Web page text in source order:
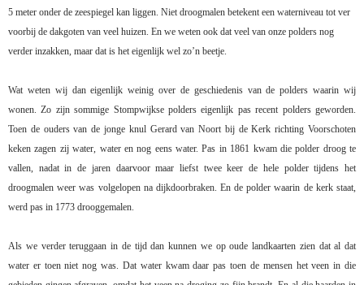
5 meter onder de zeespiegel kan liggen. Niet droogmalen betekent een waterniveau tot ver
voorbij de dakgoten van veel huizen. En we weten ook dat veel van onze polders nog
verder inzakken, maar dat is het eigenlijk wel zo’n beetje.
Wat weten wij dan eigenlijk weinig over de geschiedenis van de polders waarin wij
wonen. Zo zijn sommige Stompwijkse polders eigenlijk pas recent polders geworden.
Toen de ouders van de jonge knul Gerard van Noort bij de Kerk richting Voorschoten
keken zagen zij water, water en nog eens water. Pas in 1861 kwam die polder droog te
vallen, nadat in de jaren daarvoor maar liefst twee keer de hele polder tijdens het
droogmalen weer was volgelopen na dijkdoorbraken. En de polder waarin de kerk staat,
werd pas in 1773 drooggemalen.
Als we verder teruggaan in de tijd dan kunnen we op oude landkaarten zien dat al dat
water er toen niet nog was. Dat water kwam daar pas toen de mensen het veen in die